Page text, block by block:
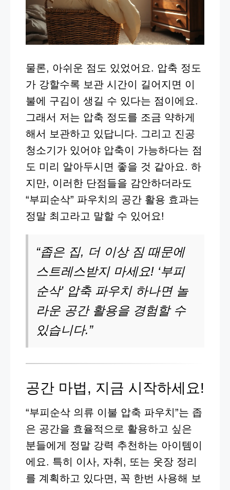
물론, 아쉬운 점도 있었어요. 압축 정도
가 강할수록 보관 시간이 길어지면 이
불에 구김이 생길 수 있다는 점이에요.
그래서 저는 압축 정도를 조금 약하게
해서 보관하고 있답니다. 그리고 진공
청소기가 있어야 압축이 가능하다는 점
도 미리 알아두시면 좋을 것 같아요. 하
지만, 이러한 단점들을 감안하더라도
“부피순삭” 파우치의 공간 활용 효과는
정말 최고라고 말할 수 있어요!
“좁은 집, 더 이상 짐 때문에
스트레스받지 마세요! ‘부피
순삭’ 압축 파우치 하나면 놀
라운 공간 활용을 경험할 수
있습니다.”
공간 마법, 지금 시작하세요!
“부피순삭 의류 이불 압축 파우치”는 좁
은 공간을 효율적으로 활용하고 싶은
분들에게 정말 강력 추천하는 아이템이
에요. 특히 이사, 자취, 또는 옷장 정리
를 계획하고 있다면, 꼭 한번 사용해 보